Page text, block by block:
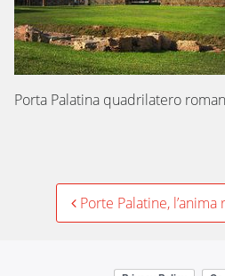
Porta Palatina quadrilatero
PostPorte Palatine, l’anima